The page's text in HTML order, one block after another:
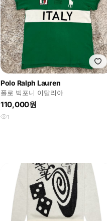
Polo Ralph Lauren
폴로 빅포니 이탈리아
110,000원
1